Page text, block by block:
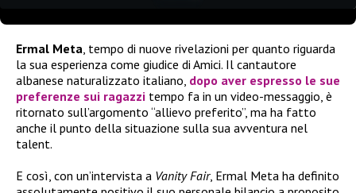
Ermal Meta , tempo di nuove rivelazioni per quanto riguarda
la sua esperienza come giudice di Amici. Il cantautore
albanese naturalizzato italiano, dopo aver espresso le sue
preferenze sui ragazzi tempo fa in un video-messaggio, è
ritornato sull’argomento “allievo preferito”, ma ha fatto
anche il punto della situazione sulla sua avventura nel
talent.
E così, con un’intervista a Vanity Fair, Ermal Meta ha definito